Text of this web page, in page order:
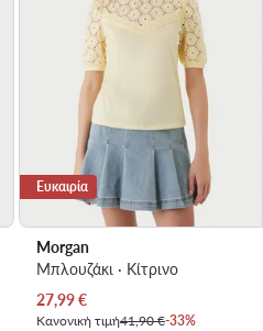
Ευκαιρία
Morgan
Μπλουζάκι · Κίτρινο
Τρέχουσα τιμή
27,99€
Κανονική τιμή41,90 €-33%